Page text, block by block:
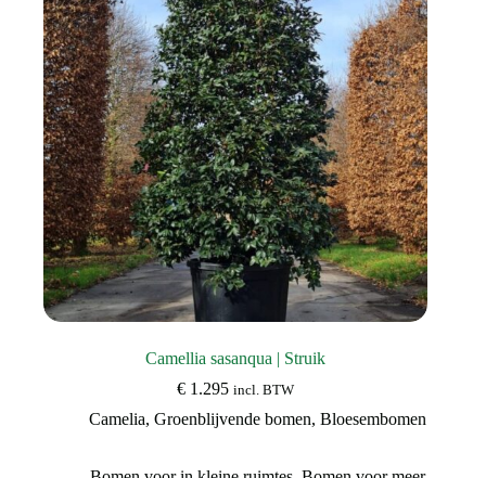
Camellia sasanqua | Struik
€ 1.295 incl. BTW
Camelia, Groenblijvende bomen, Bloesembomen